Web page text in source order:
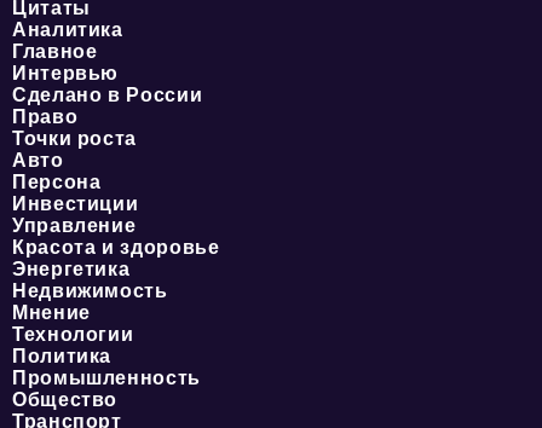
Цитаты
Аналитика
Главное
Интервью
Сделано в России
Право
Точки роста
Авто
Персона
Инвестиции
Управление
Красота и здоровье
Энергетика
Недвижимость
Мнение
Технологии
Политика
Промышленность
Общество
Транспорт